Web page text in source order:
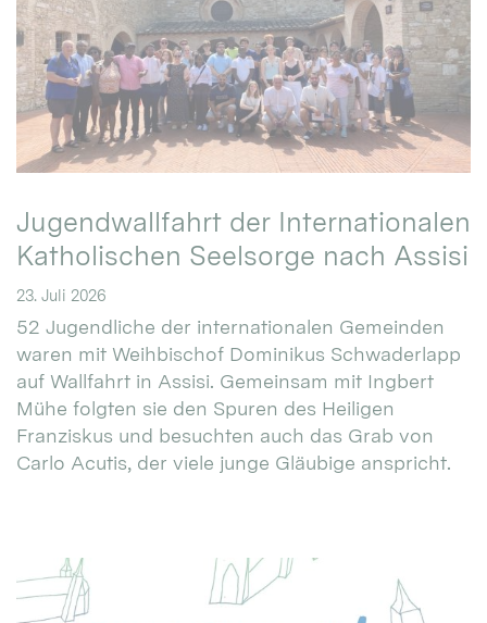
Jugendwallfahrt der Internationalen
Katholischen Seelsorge nach Assisi
23. Juli 2026
52 Jugendliche der internationalen Gemeinden
waren mit Weihbischof Dominikus Schwaderlapp
auf Wallfahrt in Assisi. Gemeinsam mit Ingbert
Mühe folgten sie den Spuren des Heiligen
Franziskus und besuchten auch das Grab von
Carlo Acutis, der viele junge Gläubige anspricht.